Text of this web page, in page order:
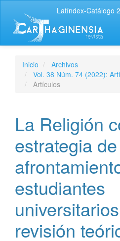
Latíndex-Catálogo
Inicio
Archivos
Vol. 38 Núm. 74 (2022):
Artículos
La Religión
estrategia de
estudiantes
revisión